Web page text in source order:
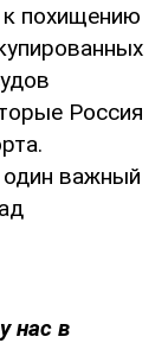
к похищению
Россия
один важный
нас в